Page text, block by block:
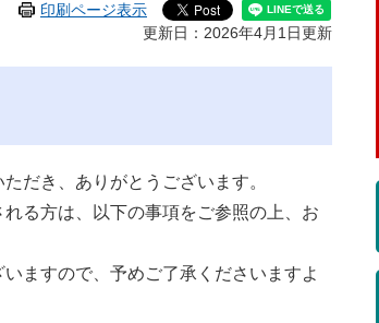
印刷ページ表示
更新日：2026年4月1日更新
だき、ありがとうございます。
る方は、以下の事項をご参照の上、お
ますので、予めご了承くださいますよ